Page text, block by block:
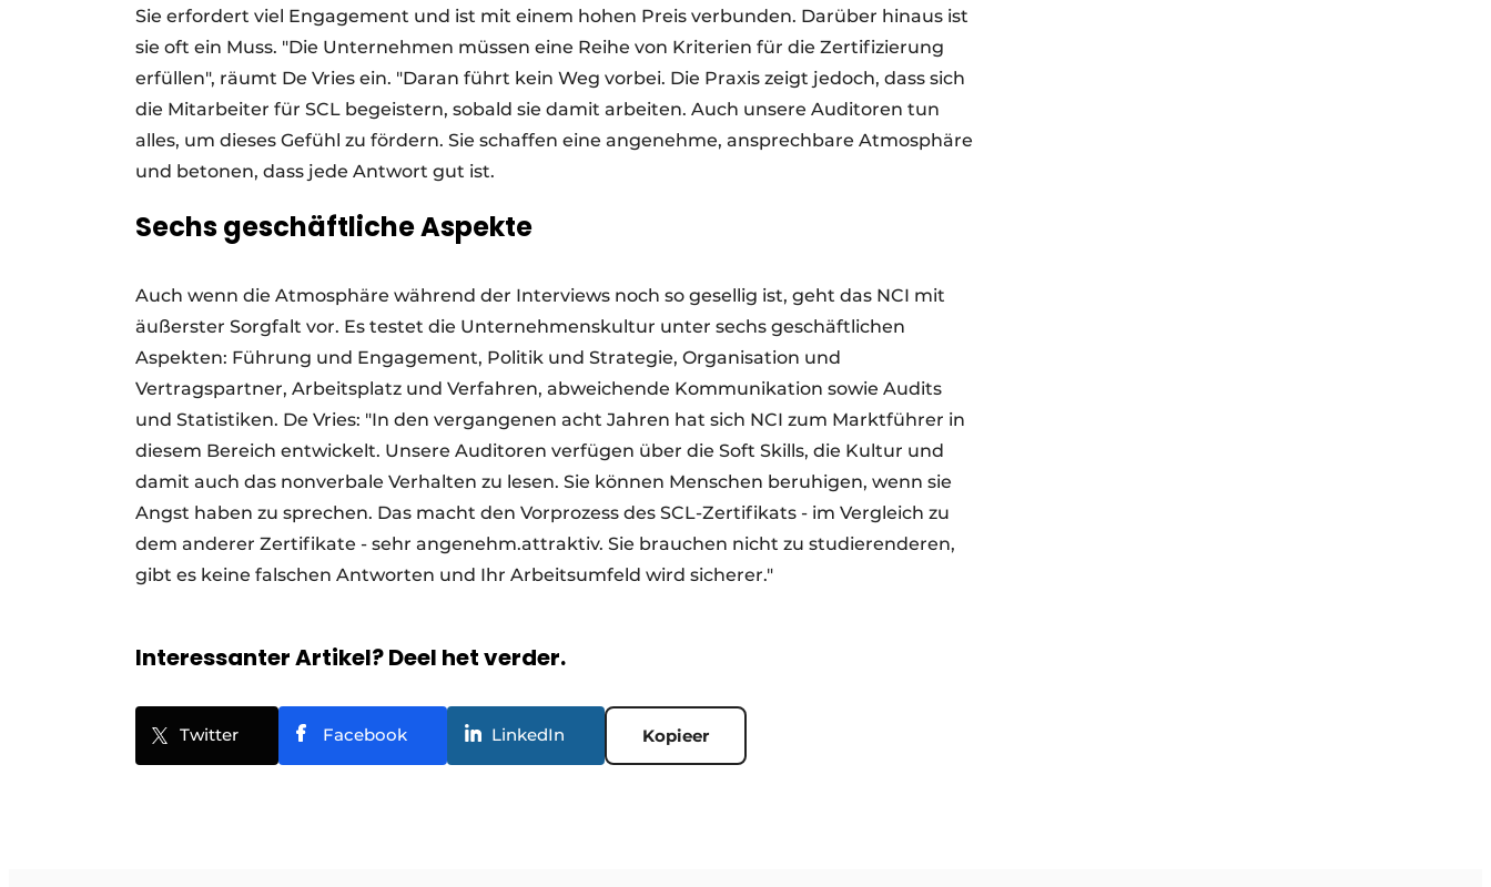
Sie erfordert viel Engagement und ist mit einem hohen Preis verbunden. Darüber hinaus ist
sie oft ein Muss. "Die Unternehmen müssen eine Reihe von Kriterien für die Zertifizierung
erfüllen", räumt De Vries ein. "Daran führt kein Weg vorbei. Die Praxis zeigt jedoch, dass sich
die Mitarbeiter für SCL begeistern, sobald sie damit arbeiten. Auch unsere Auditoren tun
alles, um dieses Gefühl zu fördern. Sie schaffen eine angenehme, ansprechbare Atmosphäre
und betonen, dass jede Antwort gut ist.
Sechs geschäftliche Aspekte
Auch wenn die Atmosphäre während der Interviews noch so gesellig ist, geht das NCI mit
äußerster Sorgfalt vor. Es testet die Unternehmenskultur unter sechs geschäftlichen
Aspekten: Führung und Engagement, Politik und Strategie, Organisation und
Vertragspartner, Arbeitsplatz und Verfahren, abweichende Kommunikation sowie Audits
und Statistiken. De Vries: "In den vergangenen acht Jahren hat sich NCI zum Marktführer in
diesem Bereich entwickelt. Unsere Auditoren verfügen über die Soft Skills, die Kultur und
damit auch das nonverbale Verhalten zu lesen. Sie können Menschen beruhigen, wenn sie
Angst haben zu sprechen. Das macht den Vorprozess des SCL-Zertifikats - im Vergleich zu
dem anderer Zertifikate - sehr angenehm.attraktiv. Sie brauchen nicht zu studierenderen,
gibt es keine falschen Antworten und Ihr Arbeitsumfeld wird sicherer."
Interessanter Artikel? Deel het verder.
Twitter Facebook LinkedIn Kopieer